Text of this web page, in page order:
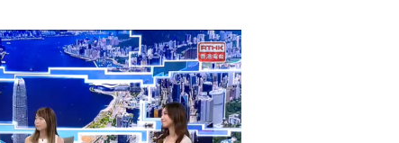
业、社区与文化共融、精神健
康復服务及社区教育。 「置未来
青年，透过建立持续的资助机
提升现有技能及开拓新技能。在